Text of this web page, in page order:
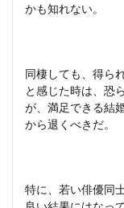
かも知れない。
同棲しても、得ら
と感じた時は、恐
が、満足できる結
から退くべきだ。
特に、若い俳優同